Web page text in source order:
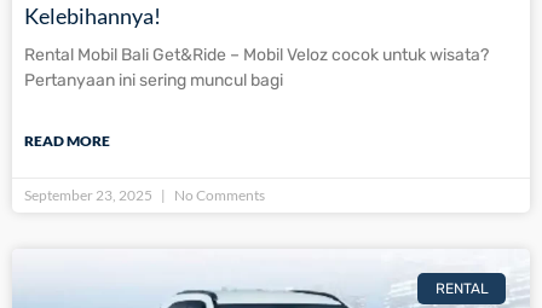
Kelebihannya!
Rental Mobil Bali Get&Ride – Mobil Veloz cocok untuk wisata?
Pertanyaan ini sering muncul bagi
READ MORE
September 23, 2025 No Comments
RENTAL